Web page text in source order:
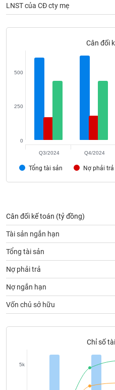
LNST của CĐ cty mẹ
Cân đối
Tổng tài sản Nợ phải trả
0
250
500
Q3/2024 Q4/2024
Cân đối kế toán (tỷ đồng)
Tài sản ngắn hạn
Tổng tài sản
Nợ phải trả
Nợ ngắn hạn
Vốn chủ sở hữu
Chỉ số
5k
THÔNG
SẢN
Mã
chứng
khoán
Lãnh
đạo
(-)
Tất cả
Tin
tức
(-)
của